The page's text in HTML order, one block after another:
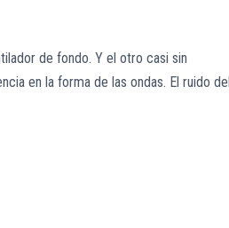
de fondo. Y el otro casi sin
en la forma de las ondas. El ruido